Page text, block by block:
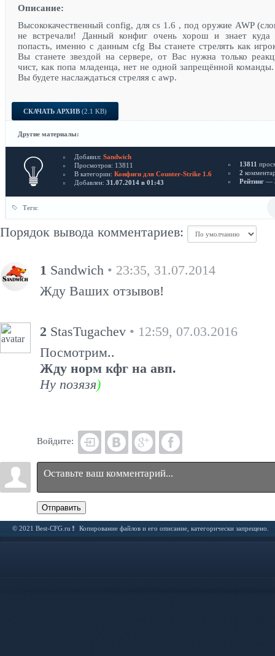
Описание:
Высококачественный config, для cs 1.6 , под оружие AWP
не встречали! Данный конфиг очень хорош и знает
попасть, именно с данным cfg Вы станете стрелять как
Вы станете звездой на сервере, от Вас нужна только
чист, как попа младенца, нет не одной запрещённой
Вы будете наслаждаться стреляя с awp.
СКАЧАТЬ АРХИВ (2.1 KB)
Другие материалы:
Добавил: Sandwich
Просмотров: 13811
В категории: Конфиги для Counter-Strike 1.6
Добавлен: 31.07.2014 в 01:43
13811
2
Рейтинг —
Теги:
Порядок вывода комментариев:
1 Sandwich • 23:35, 31.07.2014
Жду Ваших отзывов!
2 StasTugachev • 12:59, 07.03.2016
Посмотрим..
Жду норм кфг на авп.
Ну позязя)
Войдите:
Отправить
© 2021 Best-CFG.ru Копирование файлов и его описание, категорически запрещено.